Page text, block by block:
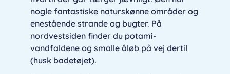
nogle fantastiske naturskønne områder og
enestående strande og bugter. På
nordvestsiden finder du potami-
vandfaldene og smalle åløb på vej dertil
(husk badetøjet).